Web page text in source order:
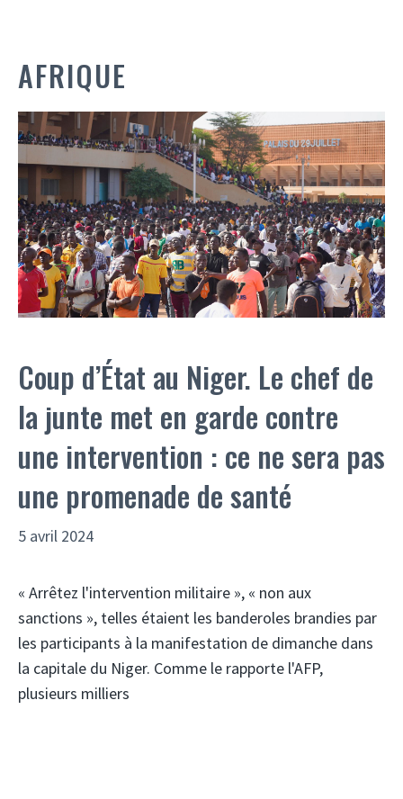
AFRIQUE
Coup d’État au Niger. Le chef de
la junte met en garde contre
une intervention : ce ne sera pas
une promenade de santé
5 avril 2024
« Arrêtez l'intervention militaire », « non aux
sanctions », telles étaient les banderoles brandies par
les participants à la manifestation de dimanche dans
la capitale du Niger. Comme le rapporte l'AFP,
plusieurs milliers